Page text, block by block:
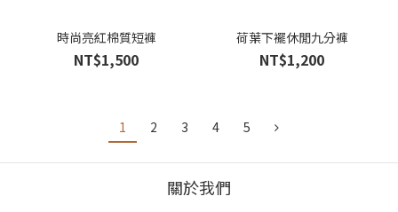
時尚亮紅棉質短褲
NT$1,500
荷葉下襬休閒九分褲
NT$1,200
1 2 3 4 5
關於我們